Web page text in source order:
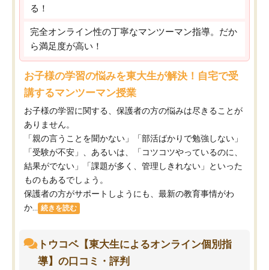
る！
完全オンライン性の丁寧なマンツーマン指導。だか
ら満足度が高い！
お子様の学習の悩みを東大生が解決！自宅で受
講するマンツーマン授業
お子様の学習に関する、保護者の方の悩みは尽きることが
ありません。
「親の言うことを聞かない」「部活ばかりで勉強しない」
「受験が不安」、あるいは、「コツコツやっているのに、
結果がでない」「課題が多く、管理しきれない」といった
ものもあるでしょう。
保護者の方がサポートしようにも、最新の教育事情がわ
か...
続きを読む
トウコベ【東大生によるオンライン個別指
導】の口コミ・評判